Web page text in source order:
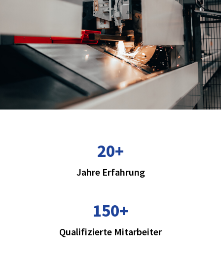
20+
Jahre Erfahrung
150+
Qualifizierte Mitarbeiter